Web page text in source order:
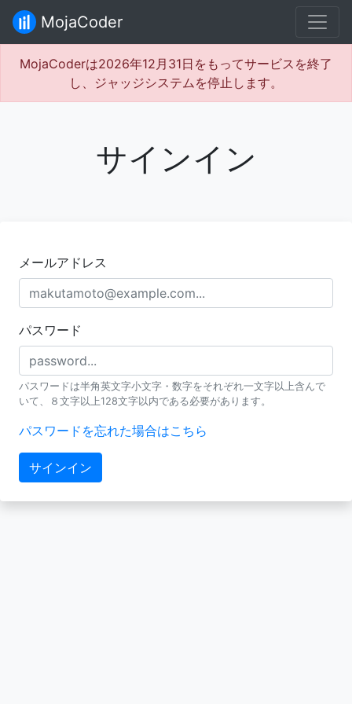
MojaCoder
MojaCoderは2026年12月31日をもってサービスを終了
し、ジャッジシステムを停止します。
サインイン
メールアドレス
パスワード
パスワードは半角英文字小文字・数字をそれぞれ一文字以上含んで
いて、８文字以上128文字以内である必要があります。
パスワードを忘れた場合はこちら
サインイン